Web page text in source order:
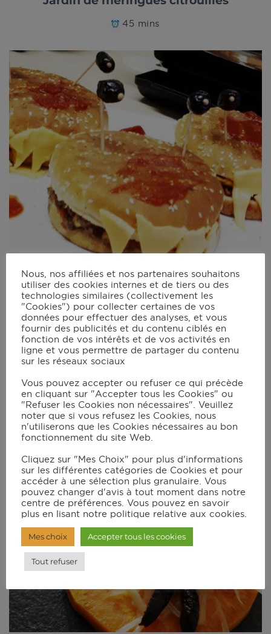
45 mins
Burgers d’Halloween
25 mins
Nous, nos affiliées et nos partenaires souhaitons
utiliser des cookies internes et de tiers ou des
technologies similaires (collectivement les
"Cookies") pour collecter certaines de vos
données pour effectuer des analyses, et vous
fournir des publicités et du contenu ciblés en
fonction de vos intérêts et de vos activités en
ligne et vous permettre de partager du contenu
sur les réseaux sociaux
Vous pouvez accepter ou refuser ce qui précède
en cliquant sur "Accepter tous les Cookies" ou
"Refuser les Cookies non nécessaires". Veuillez
noter que si vous refusez les Cookies, nous
n'utiliserons que les Cookies nécessaires au bon
fonctionnement du site Web.
Cliquez sur "Mes Choix" pour plus d'informations
sur les différentes catégories de Cookies et pour
accéder à une sélection plus granulaire. Vous
pouvez changer d'avis à tout moment dans notre
centre de préférences. Vous pouvez en savoir
plus en lisant notre politique relative aux cookies.
Mes choix Accepter tous les cookies
Tout refuser